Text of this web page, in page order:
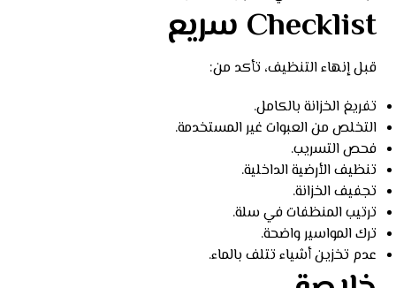
Checklist سريع
قبل إنهاء التنظيف، تأكد من:
تفريغ الخزانة بالكامل.
التخلص من العبوات غير المستخدمة.
فحص التسريب.
تنظيف الأرضية الداخلية.
تجفيف الخزانة.
ترتيب المنظفات في سلة.
ترك المواسير واضحة.
عدم تخزين أشياء تتلف بالماء.